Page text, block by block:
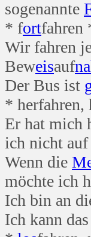
sogenannte
* fortfahren
Wir fahren
Beweisauf
Der Bus ist
* herfahren,
Er hat mich
ich nicht
Wenn die
möchte ich
Ich bin an
Ich kann das